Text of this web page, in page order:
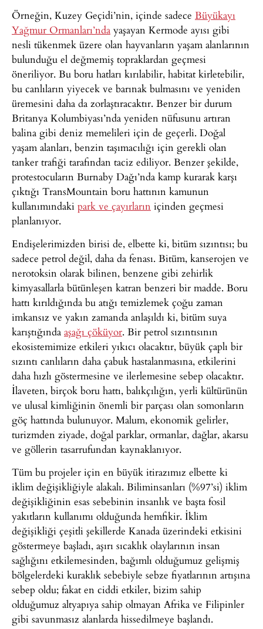
Örneğin, Kuzey Geçidi’nin, içinde sadece Büyükayı
Yağmur Ormanları’nda yaşayan Kermode ayısı gibi
nesli tükenmek üzere olan hayvanların yaşam alanlarının
bulunduğu el değmemiş topraklardan geçmesi
öneriliyor. Bu boru hatları kırılabilir, habitat kirletebilir,
bu canlıların yiyecek ve barınak bulmasını ve yeniden
üremesini daha da zorlaştıracaktır. Benzer bir durum
Britanya Kolumbiyası’nda yeniden nüfusunu artıran
balina gibi deniz memelileri için de geçerli. Doğal
yaşam alanları, benzin taşımacılığı için gerekli olan
tanker trafiği tarafından taciz ediliyor. Benzer şekilde,
protestocuların Burnaby Dağı’nda kamp kurarak karşı
çıktığı TransMountain boru hattının kamunun
kullanımındaki park ve çayırların içinden geçmesi
planlanıyor.
Endişelerimizden birisi de, elbette ki, bitüm sızıntısı; bu
sadece petrol değil, daha da fenası. Bitüm, kanserojen ve
nerotoksin olarak bilinen, benzene gibi zehirlik
kimyasallarla bütünleşen katran benzeri bir madde. Boru
hattı kırıldığında bu atığı temizlemek çoğu zaman
imkansız ve yakın zamanda anlaşıldı ki, bitüm suya
karıştığında aşağı çöküyor. Bir petrol sızıntısının
ekosistemimize etkileri yıkıcı olacaktır, büyük çaplı bir
sızıntı canlıların daha çabuk hastalanmasına, etkilerini
daha hızlı göstermesine ve ilerlemesine sebep olacaktır.
İlaveten, birçok boru hattı, balıkçılığın, yerli kültürünün
ve ulusal kimliğinin önemli bir parçası olan somonların
göç hattında bulunuyor. Malum, ekonomik gelirler,
turizmden ziyade, doğal parklar, ormanlar, dağlar, akarsu
ve göllerin tasarrufundan kaynaklanıyor.
Tüm bu projeler için en büyük itirazımız elbette ki
iklim değişikliğiyle alakalı. Biliminsanları (%97’si) iklim
değişikliğinin esas sebebinin insanlık ve başta fosil
yakıtların kullanımı olduğunda hemfikir. İklim
değişikliği çeşitli şekillerde Kanada üzerindeki etkisini
göstermeye başladı, aşırı sıcaklık olaylarının insan
sağlığını etkilemesinden, bağımlı olduğumuz gelişmiş
bölgelerdeki kuraklık sebebiyle sebze fiyatlarının artışına
sebep oldu; fakat en ciddi etkiler, bizim sahip
olduğumuz altyapıya sahip olmayan Afrika ve Filipinler
gibi savunmasız alanlarda hissedilmeye başlandı.